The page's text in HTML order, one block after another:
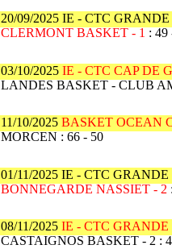
20/09/2025 IE - CTC
CLERMONT BASKET - 1 : 49
03/10/2025 IE - CTC CAP DE
LANDES BASKET - CLUB
11/10/2025 BASKET OCEAN
MORCEN : 66 - 50
01/11/2025 IE - CTC
BONNEGARDE NASSIET - 2
08/11/2025 IE - CTC
CASTAIGNOS BASKET - 2 :